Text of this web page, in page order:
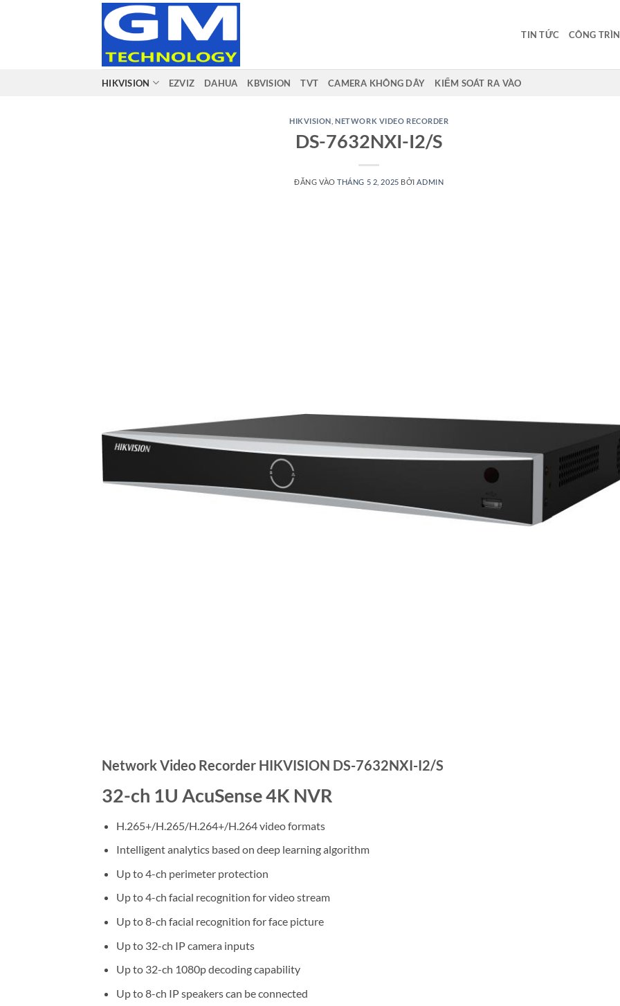
TIN TỨC CÔNG
HIKVISION EZVIZ DAHUA KBVISION TVT CAMERA KHÔNG DÂY KIỂM SOÁT RA VÀO
HIKVISION ,NETWORK VIDEO RECORDER
DS-7632NXI-I2/S
ĐĂNG VÀOTHÁNG 5 2, 2025 BỞI ADMIN
Network Video Recorder HIKVISION DS-7632NXI-I2/S
32-ch 1U AcuSense 4K NVR
H.265+/H.265/H.264+/H.264 video formats
Intelligent analytics based on deep learning algorithm
Up to 4-ch perimeter protection
Up to 4-ch facial recognition for video stream
Up to 8-ch facial recognition for face picture
Up to 32-ch IP camera inputs
Up to 32-ch 1080p decoding capability
Up to 8-ch IP speakers can be connected